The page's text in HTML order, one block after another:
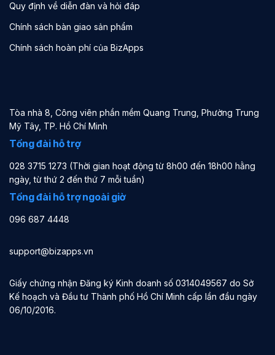
Quy định về diễn đàn và hỏi đáp
Chính sách bàn giao sản phẩm
Chính sách hoàn phí của BizApps
Tòa nhà 8, Công viên phần mềm Quang Trung, Phường Trung
Mỹ Tây, TP. Hồ Chí Minh
Tổng đài hỗ trợ
028 3715 1273 (Thời gian hoạt động từ 8h00 đến 18h00 hằng
ngày, từ thứ 2 đến thứ 7 mỗi tuần)
Tổng đài hỗ trợ ngoài giờ
096 687 4448
support@bizapps.vn
Giấy chứng nhận Đăng ký Kinh doanh số 0314049567 do Sở
Kế hoạch và Đầu tư Thành phố Hồ Chí Minh cấp lần đầu ngày
06/10/2016.